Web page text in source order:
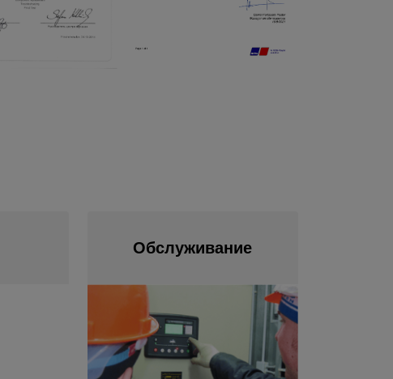
Обслуживание